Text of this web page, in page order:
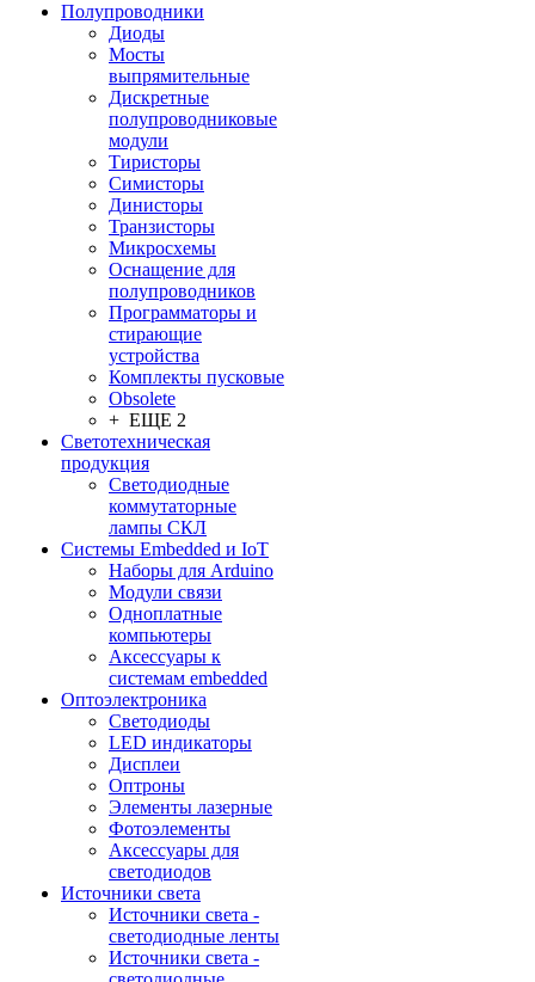
Полупроводники
Диоды
Мосты
выпрямительные
Дискретные
полупроводниковые
модули
Тиристоры
Симисторы
Динисторы
Транзисторы
Микросхемы
Оснащение для
полупроводников
Программаторы и
стирающие
устройства
Комплекты пусковые
Obsolete
+ ЕЩЕ 2
Светотехническая
продукция
Светодиодные
коммутаторные
лампы СКЛ
Системы Embedded и IoT
Наборы для Arduino
Модули связи
Одноплатные
компьютеры
Аксессуары к
системам embedded
Oптоэлектроника
Светодиоды
LED индикаторы
Дисплеи
Оптроны
Элементы лазерные
Фотоэлементы
Аксессуары для
светодиодов
Источники света
Источники света -
светодиодные ленты
Источники света -